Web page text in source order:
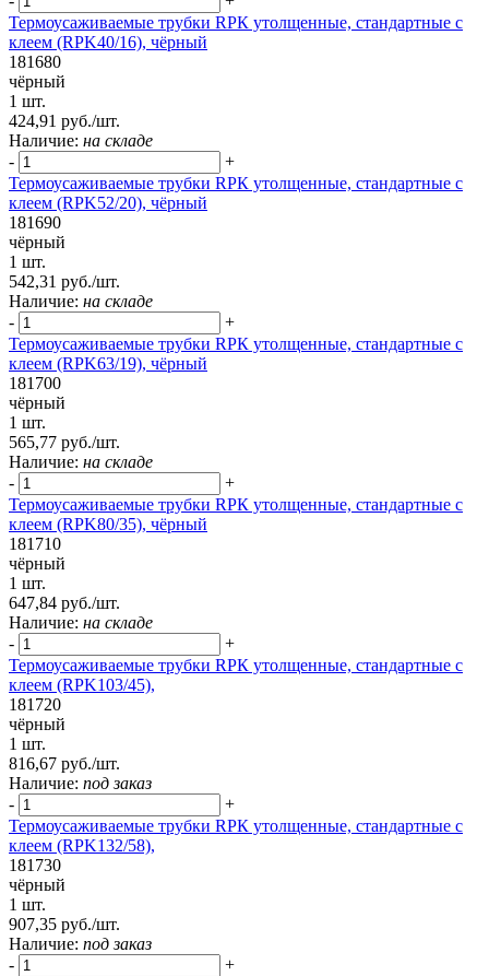
Термоусаживаемые трубки RPК утолщенные, стандартные с
клеем (RPK40/16), чёрный
181680
чёрный
1 шт.
424,91 руб./шт.
Наличие: на складе
-
+
Термоусаживаемые трубки RPК утолщенные, стандартные с
клеем (RPK52/20), чёрный
181690
чёрный
1 шт.
542,31 руб./шт.
Наличие: на складе
-
+
Термоусаживаемые трубки RPК утолщенные, стандартные с
клеем (RPK63/19), чёрный
181700
чёрный
1 шт.
565,77 руб./шт.
Наличие: на складе
-
+
Термоусаживаемые трубки RPК утолщенные, стандартные с
клеем (RPK80/35), чёрный
181710
чёрный
1 шт.
647,84 руб./шт.
Наличие: на складе
-
+
Термоусаживаемые трубки RPК утолщенные, стандартные с
клеем (RPK103/45),
181720
чёрный
1 шт.
816,67 руб./шт.
Наличие: под заказ
-
+
Термоусаживаемые трубки RPК утолщенные, стандартные с
клеем (RPK132/58),
181730
чёрный
1 шт.
907,35 руб./шт.
Наличие: под заказ
-
+